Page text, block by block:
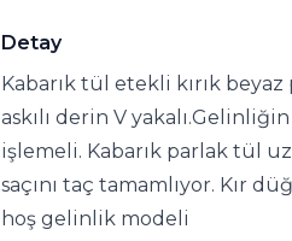
Detay
Kabarık tül etekli kırık
askılı derin V
işlemeli. Kabarık parlak tül
saçını taç tamamlıyor. Kır
hoş gelinlik modeli